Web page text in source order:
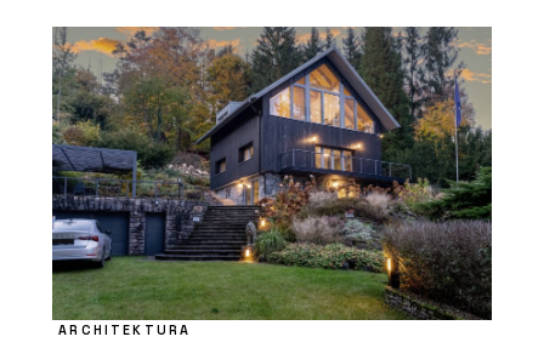
PRODUKTY
Sloupko-příčková fasáda s vysokou
tepelnou izolací MB-MT50N - Aluprof
ARCHITEKTURA